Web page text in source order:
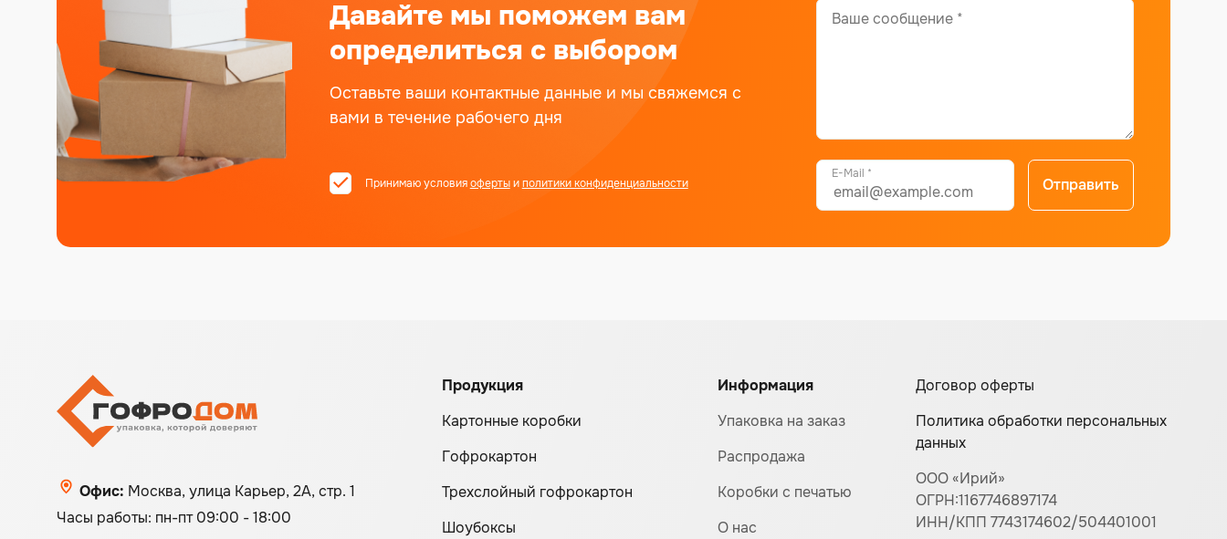
Давайте мы поможем вам
определиться с выбором
Оставьте ваши контактные данные и мы свяжемся с
вами в течение рабочего дня
Принимаю условияофертыиполитики конфиденциальности
E-Mail *
Отправить
Офис: Москва, улица Карьер, 2А, стр. 1
Часы работы: пн-пт 09:00 - 18:00
Продукция
Картонные коробки
Гофрокартон
Трехслойный гофрокартон
Шоубоксы
Информация
Упаковка на заказ
Распродажа
Коробки с печатью
О нас
Договор оферты
Политика обработки персональных
данных
ООО «Ирий»
ОГРН:1167746897174
ИНН/КПП 7743174602/504401001